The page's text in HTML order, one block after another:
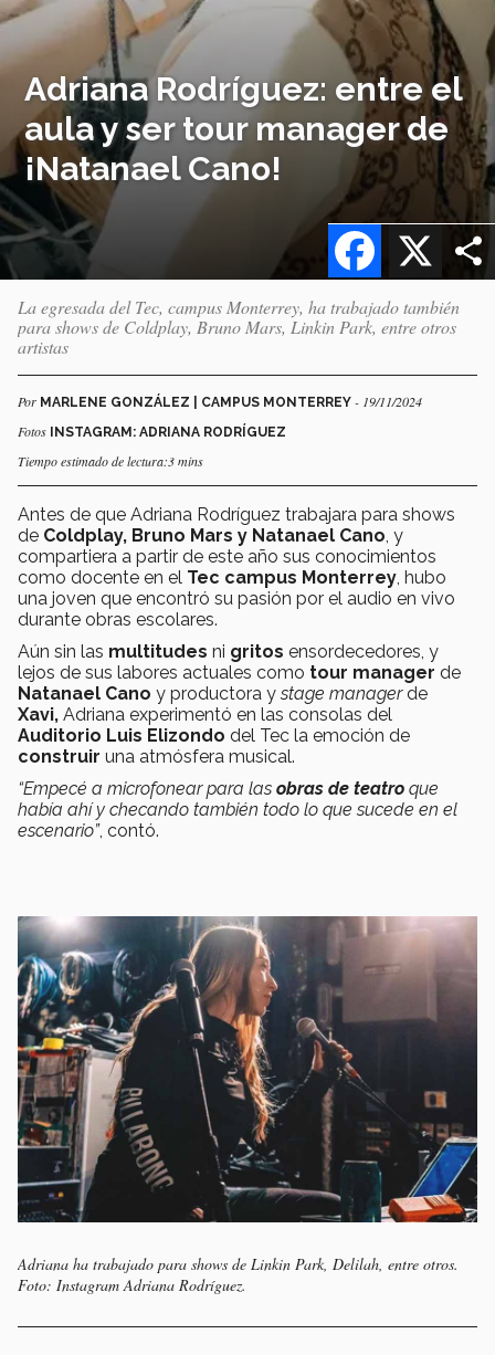
Adriana Rodríguez: entre el
aula y ser tour manager de
¡Natanael Cano!
X
Facebook
La egresada del Tec, campus Monterrey, ha trabajado también
para shows de Coldplay, Bruno Mars, Linkin Park, entre otros
artistas
Por MARLENE GONZÁLEZ | CAMPUS MONTERREY - 19/11/2024
Fotos INSTAGRAM: ADRIANA RODRÍGUEZ
Tiempo estimado de lectura:3 mins
Antes de que Adriana Rodríguez trabajara para shows
de Coldplay, Bruno Mars y Natanael Cano , y
compartiera a partir de este año sus conocimientos
como docente en el Tec campus Monterrey , hubo
una joven que encontró su pasión por el audio en vivo
durante obras escolares.
Aún sin las multitudes ni gritos ensordecedores, y
lejos de sus labores actuales como tour manager de
Natanael Cano y productora ystage managerde
Xavi, Adriana experimentó en las consolas del
Auditorio Luis Elizondo del Tec la emoción de
construir una atmósfera musical.
“Empecé a microfonear para las obras de teatro que
había ahí y checando también todo lo que sucede en el
escenario”, contó.
Adriana ha trabajado para shows de Linkin Park, Delilah, entre otros.
Foto: Instagram Adriana Rodríguez.